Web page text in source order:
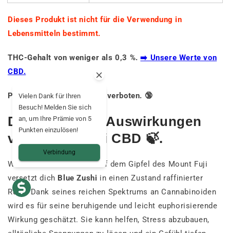
Dieses Produkt ist nicht für die Verwendung in
Lebensmitteln bestimmt.
THC-Gehalt von weniger als 0,3 %.➡️ Unsere Werte von
CBD.
Produkt für Minderjährige verboten. 🔞
Die möglichen Auswirkungen
von Blue Zushi CBD 🍃.
Wie eine Teezeremonie auf dem Gipfel des Mount Fuji
versetzt dich Blue Zushi in einen Zustand raffinierter
Ruhe. Dank seines reichen Spektrums an Cannabinoiden
wird es für seine beruhigende und leicht euphorisierende
Wirkung geschätzt. Sie kann helfen, Stress abzubauen,
Vielen Dank für Ihren
Besuch! Melden Sie sich
an, um Ihre Prämie von 5
Punkten einzulösen!
Verbindung